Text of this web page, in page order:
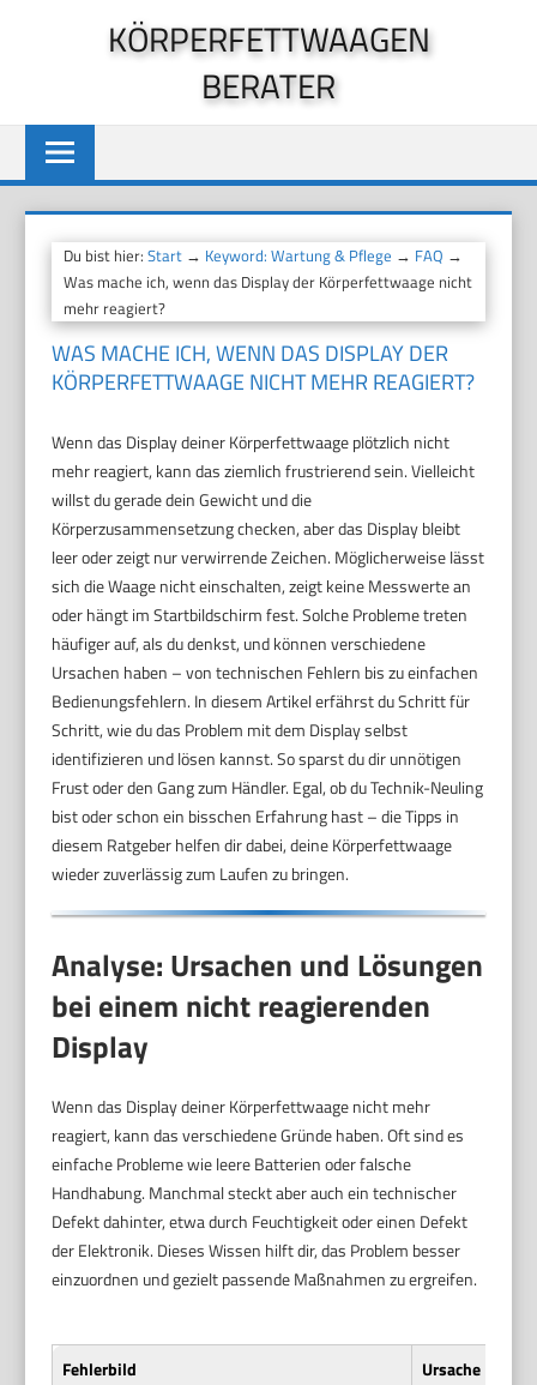
KÖRPERFETTWAAGEN
BERATER
Du bist hier:Start → Keyword: Wartung & Pflege → FAQ →
Was mache ich, wenn das Display der Körperfettwaage nicht
mehr reagiert?
WAS MACHE ICH, WENN DAS DISPLAY DER
KÖRPERFETTWAAGE NICHT MEHR REAGIERT?
Wenn das Display deiner Körperfettwaage plötzlich nicht
mehr reagiert, kann das ziemlich frustrierend sein. Vielleicht
willst du gerade dein Gewicht und die
Körperzusammensetzung checken, aber das Display bleibt
leer oder zeigt nur verwirrende Zeichen. Möglicherweise lässt
sich die Waage nicht einschalten, zeigt keine Messwerte an
oder hängt im Startbildschirm fest. Solche Probleme treten
häufiger auf, als du denkst, und können verschiedene
Ursachen haben – von technischen Fehlern bis zu einfachen
Bedienungsfehlern. In diesem Artikel erfährst du Schritt für
Schritt, wie du das Problem mit dem Display selbst
identifizieren und lösen kannst. So sparst du dir unnötigen
Frust oder den Gang zum Händler. Egal, ob du Technik-Neuling
bist oder schon ein bisschen Erfahrung hast – die Tipps in
diesem Ratgeber helfen dir dabei, deine Körperfettwaage
wieder zuverlässig zum Laufen zu bringen.
Analyse: Ursachen und Lösungen
bei einem nicht reagierenden
Display
Wenn das Display deiner Körperfettwaage nicht mehr
reagiert, kann das verschiedene Gründe haben. Oft sind es
einfache Probleme wie leere Batterien oder falsche
Handhabung. Manchmal steckt aber auch ein technischer
Defekt dahinter, etwa durch Feuchtigkeit oder einen Defekt
der Elektronik. Dieses Wissen hilft dir, das Problem besser
einzuordnen und gezielt passende Maßnahmen zu ergreifen.
Fehlerbild
Ursache